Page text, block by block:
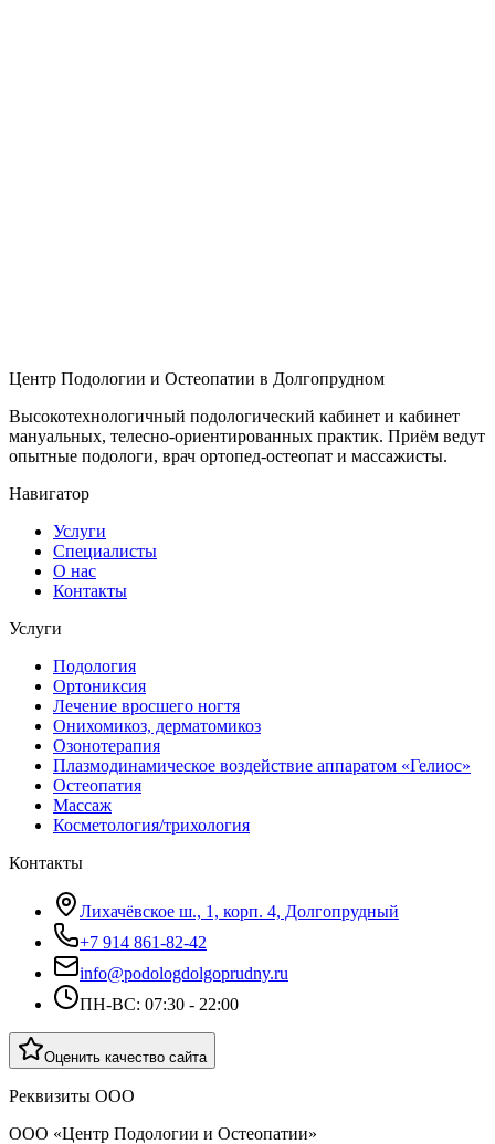
Центр Подологии и Остеопатии в Долгопрудном
Высокотехнологичный подологический кабинет и кабинет
мануальных, телесно-ориентированных практик. Приём ведут
опытные подологи, врач ортопед-остеопат и массажисты.
Навигатор
Услуги
Специалисты
О нас
Контакты
Услуги
Подология
Ортониксия
Лечение вросшего ногтя
Онихомикоз, дерматомикоз
Озонотерапия
Плазмодинамическое воздействие аппаратом «Гелиос»
Остеопатия
Массаж
Косметология/трихология
Контакты
Лихачёвское ш., 1, корп. 4, Долгопрудный
+7 914 861-82-42
info@podologdolgoprudny.ru
ПН-ВС: 07:30 - 22:00
Оценить качество сайта
Реквизиты ООО
ООО «Центр Подологии и Остеопатии»